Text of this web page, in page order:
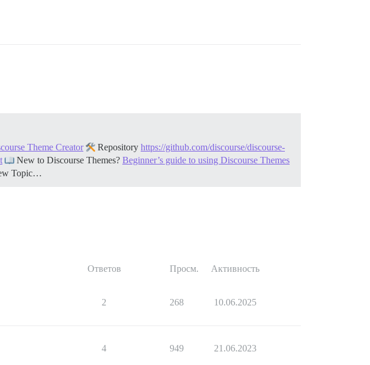
Theme Creator Repository https://github.com/discourse/discourse-
New to Discourse Themes? Beginner’s guide to using Discourse Themes
Topic…
Ответов Просм. Активность
2 268 10.06.2025
4 949 21.06.2023